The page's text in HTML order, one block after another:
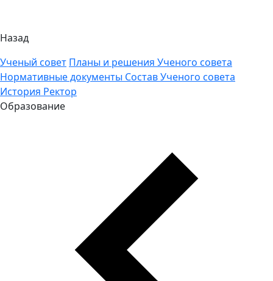
Назад
Ученый совет Планы и решения Ученого совета
Нормативные документы Состав Ученого совета
История Ректор
Образование